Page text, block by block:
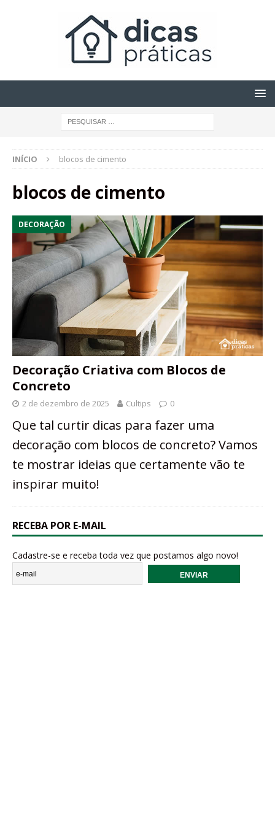
INÍCIO blocos de cimento
blocos de cimento
DECORAÇÃO
Decoração Criativa com Blocos de
Concreto
2 de dezembro de 2025 Cultips 0
Que tal curtir dicas para fazer uma
decoração com blocos de concreto? Vamos
te mostrar ideias que certamente vão te
inspirar muito!
RECEBA POR E-MAIL
Cadastre-se e receba toda vez que postamos algo novo!